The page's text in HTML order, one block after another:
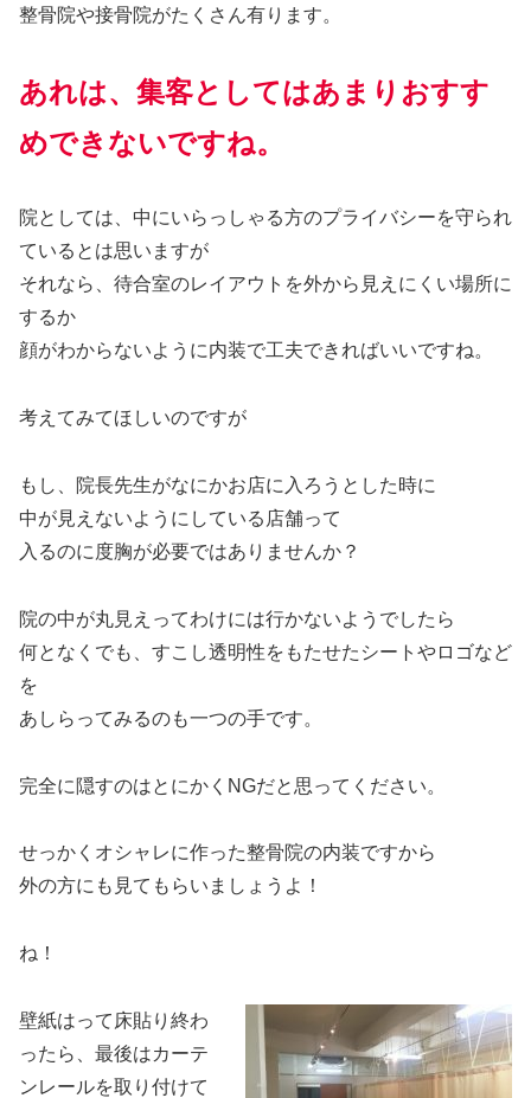
整骨院や接骨院がたくさん有ります。
あれは、集客としてはあまりおすす
めできないですね。
院としては、中にいらっしゃる方のプライバシーを守られ
ているとは思いますが
それなら、待合室のレイアウトを外から見えにくい場所に
するか
顔がわからないように内装で工夫できればいいですね。
考えてみてほしいのですが
もし、院長先生がなにかお店に入ろうとした時に
中が見えないようにしている店舗って
入るのに度胸が必要ではありませんか？
院の中が丸見えってわけには行かないようでしたら
何となくでも、すこし透明性をもたせたシートやロゴなど
を
あしらってみるのも一つの手です。
完全に隠すのはとにかくNGだと思ってください。
せっかくオシャレに作った整骨院の内装ですから
外の方にも見てもらいましょうよ！
ね！
壁紙はって床貼り終わ
ったら、最後はカーテ
ンレールを取り付けて